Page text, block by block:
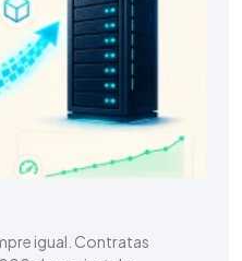
igual. Contratas